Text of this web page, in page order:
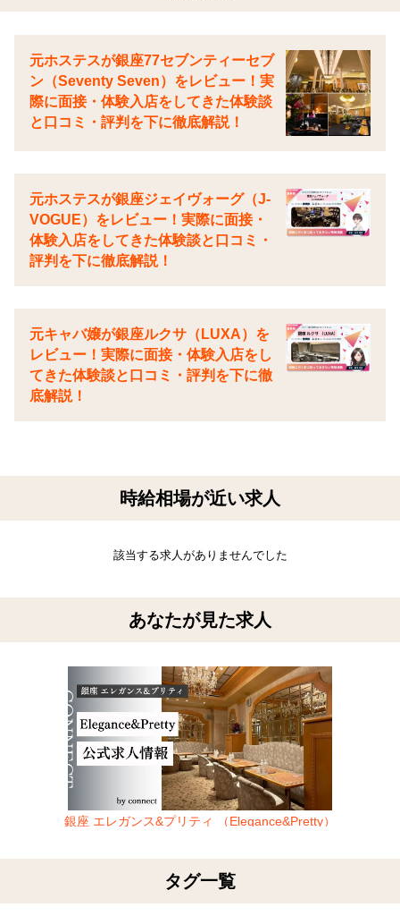
元ホステスが銀座77セブンティーセブ
ン（Seventy Seven）をレビュー！実
際に面接・体験入店をしてきた体験談
と口コミ・評判を下に徹底解説！
元ホステスが銀座ジェイヴォーグ（J-
VOGUE）をレビュー！実際に面接・
体験入店をしてきた体験談と口コミ・
評判を下に徹底解説！
元キャバ嬢が銀座ルクサ（LUXA）を
レビュー！実際に面接・体験入店をし
てきた体験談と口コミ・評判を下に徹
底解説！
時給相場が近い求人
該当する求人がありませんでした
あなたが見た求人
銀座 エレガンス&プリティ （Elegance&Pretty）
タグ一覧